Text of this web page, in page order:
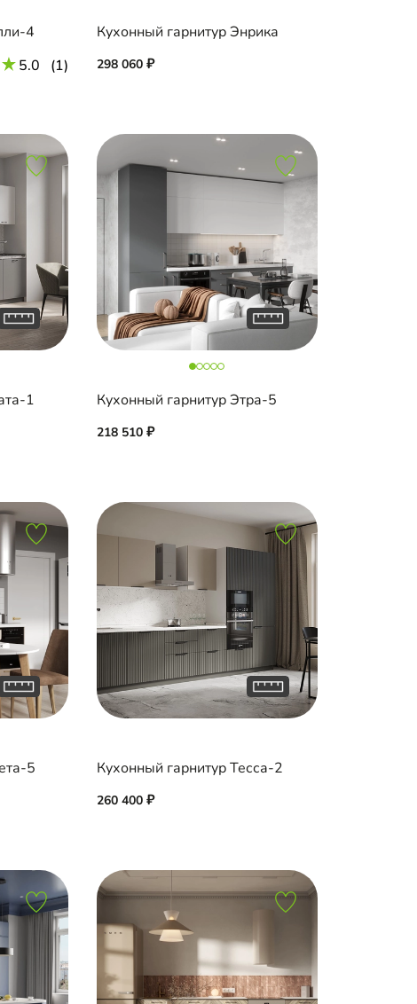
4
5.0 (1)
Кухонный гарнитур Энрика
298 060
1 Кухонный гарнитур Этра-5
218 510
5 Кухонный гарнитур Тесса-2
260 400